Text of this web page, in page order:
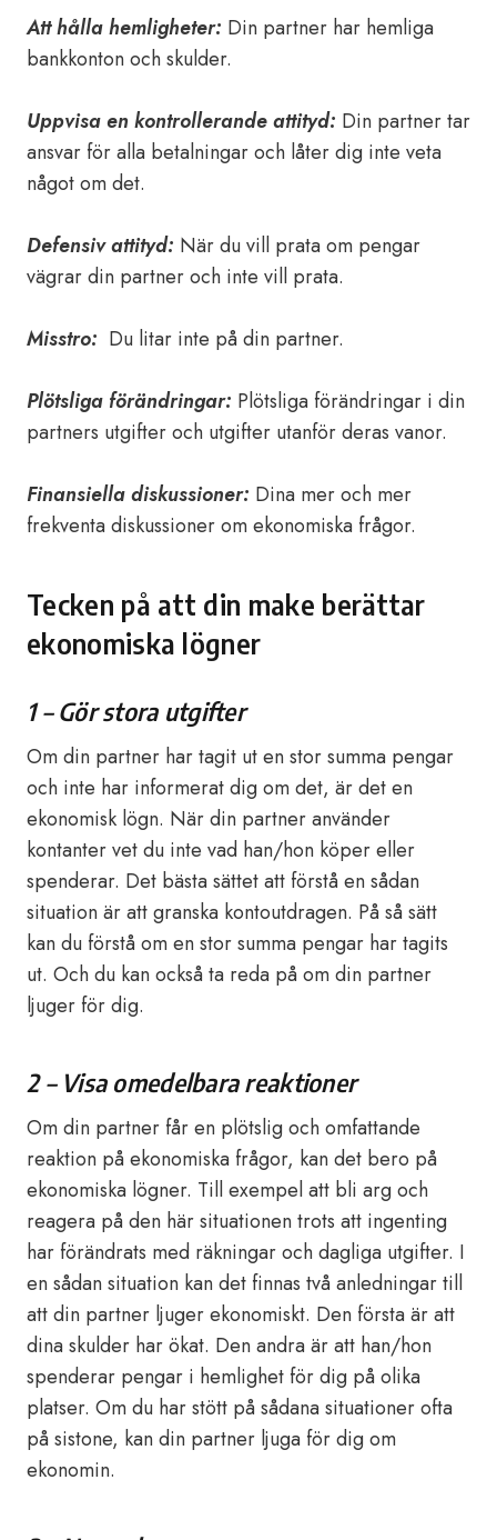
Att hålla hemligheter: Din partner har hemliga
bankkonton och skulder.
Uppvisa en kontrollerande attityd: Din partner tar
ansvar för alla betalningar och låter dig inte veta
något om det.
Defensiv attityd: När du vill prata om pengar
vägrar din partner och inte vill prata.
Misstro: Du litar inte på din partner.
Plötsliga förändringar: Plötsliga förändringar i din
partners utgifter och utgifter utanför deras vanor.
Finansiella diskussioner: Dina mer och mer
frekventa diskussioner om ekonomiska frågor.
Tecken på att din make berättar
ekonomiska lögner
1 – Gör stora utgifter
Om din partner har tagit ut en stor summa pengar
och inte har informerat dig om det, är det en
ekonomisk lögn. När din partner använder
kontanter vet du inte vad han/hon köper eller
spenderar. Det bästa sättet att förstå en sådan
situation är att granska kontoutdragen. På så sätt
kan du förstå om en stor summa pengar har tagits
ut. Och du kan också ta reda på om din partner
ljuger för dig.
2 – Visa omedelbara reaktioner
Om din partner får en plötslig och omfattande
reaktion på ekonomiska frågor, kan det bero på
ekonomiska lögner. Till exempel att bli arg och
reagera på den här situationen trots att ingenting
har förändrats med räkningar och dagliga utgifter. I
en sådan situation kan det finnas två anledningar till
att din partner ljuger ekonomiskt. Den första är att
dina skulder har ökat. Den andra är att han/hon
spenderar pengar i hemlighet för dig på olika
platser. Om du har stött på sådana situationer ofta
på sistone, kan din partner ljuga för dig om
ekonomin.